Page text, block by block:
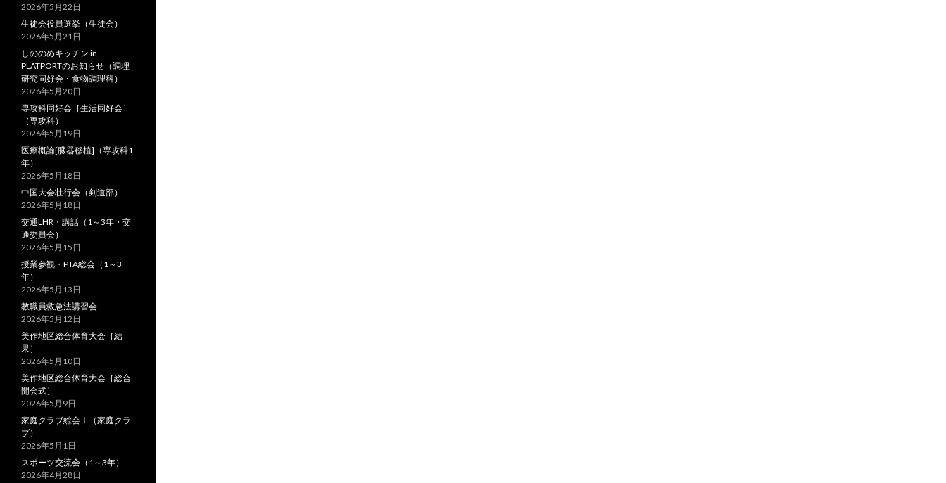
2026年5月22日
生徒会役員選挙（生徒会）
2026年5月21日
しののめキッチン in
PLATPORTのお知らせ（調理
研究同好会・食物調理科）
2026年5月20日
専攻科同好会［生活同好会］
（専攻科）
2026年5月19日
医療概論[臓器移植]（専攻科1
年）
2026年5月18日
中国大会壮行会（剣道部）
2026年5月18日
交通LHR・講話（1～3年・交
通委員会）
2026年5月15日
授業参観・PTA総会（1～3
年）
2026年5月13日
教職員救急法講習会
2026年5月12日
美作地区総合体育大会［結
果］
2026年5月10日
美作地区総合体育大会［総合
開会式］
2026年5月9日
家庭クラブ総会Ⅰ（家庭クラ
ブ）
2026年5月1日
スポーツ交流会（1～3年）
2026年4月28日